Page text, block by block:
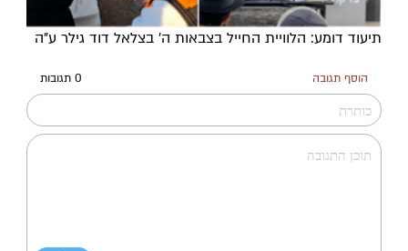
תיעוד דומע: הלוויית החייל בצבאות ה' בצלאל דוד גילר ע"ה
הוסף תגובה 0 תגובות